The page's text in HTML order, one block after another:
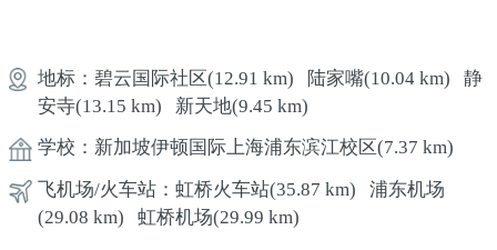
地标： 碧云国际社区(12.91 km) 陆家嘴(10.04 km) 静
安寺(13.15 km) 新天地(9.45 km)
学校： 新加坡伊顿国际上海浦东滨江校区(7.37 km)
飞机场/火车站： 虹桥火车站(35.87 km) 浦东机场
(29.08 km) 虹桥机场(29.99 km)